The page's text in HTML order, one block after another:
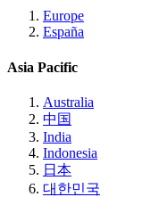
Europe
España
Asia Pacific
Australia
中国
India
Indonesia
日本
대한민국